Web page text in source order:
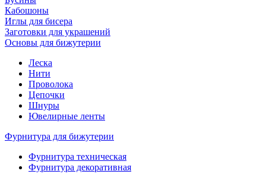
Кабошоны
Иглы для бисера
Заготовки для украшений
Основы для бижутерии
Леска
Нити
Проволока
Цепочки
Шнуры
Ювелирные ленты
Фурнитура для бижутерии
Фурнитура техническая
Фурнитура декоративная